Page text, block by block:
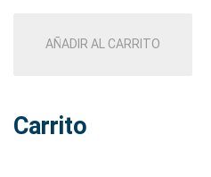
AÑADIR AL CARRITO
Carrito